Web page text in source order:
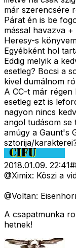
már szerencsére
Párat én is be
mással havazva
Heresy-s
Egyébként hol
Eddig melyik a
esetleg? Bocsi a
kivel dumálnom
A CC-t már régen
esetleg ezt is
nagyon nincs
angol tudásom se
amúgy a Gaunt's
sztorija/
2018.01.09. 22:41#
@Ximix: Köszi a
@Voltan:
A csapatmunka
hetnek!